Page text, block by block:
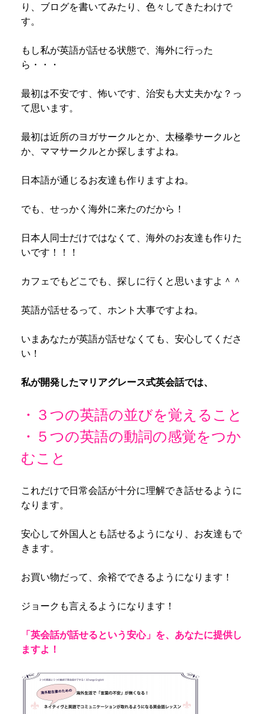
り、ブログを書いてみたり、色々してきたわけで
す。
もし私が英語が話せる状態で、海外に行った
ら・・・
最初は不安です、怖いです、治安も大丈夫かな？っ
て思います。
最初は近所のヨガサークルとか、太極拳サークルと
か、ママサークルとか探しますよね。
日本語が通じるお友達も作りますよね。
でも、せっかく海外に来たのだから！
日本人同士だけではなくて、海外のお友達も作りた
いです！！！
カフェでもどこでも、探しに行くと思いますよ＾＾
英語が話せるって、ホント大事ですよね。
いまあなたが英語が話せなくても、安心してくださ
い！
私が開発したマリアグレース式英会話では、
・３つの英語の並びを覚えること
・５つの英語の動詞の感覚をつか
むこと
これだけで日常会話が十分に理解でき話せるように
なります。
安心して外国人とも話せるようになり、お友達もで
きます。
お買い物だって、余裕でできるようになります！
ジョークも言えるようになります！
「英会話が話せるという安心」を、あなたに提供し
ますよ！